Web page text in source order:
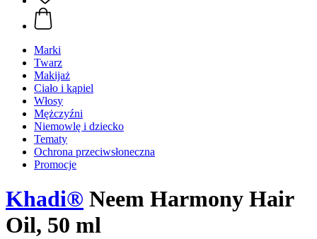
Marki
Twarz
Makijaż
Ciało i kąpiel
Włosy
Mężczyźni
Niemowlę i dziecko
Tematy
Ochrona przeciwsłoneczna
Promocje
Khadi® Neem Harmony Hair
Oil, 50 ml